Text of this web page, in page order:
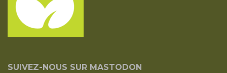
SUIVEZ-NOUS SUR MASTODON